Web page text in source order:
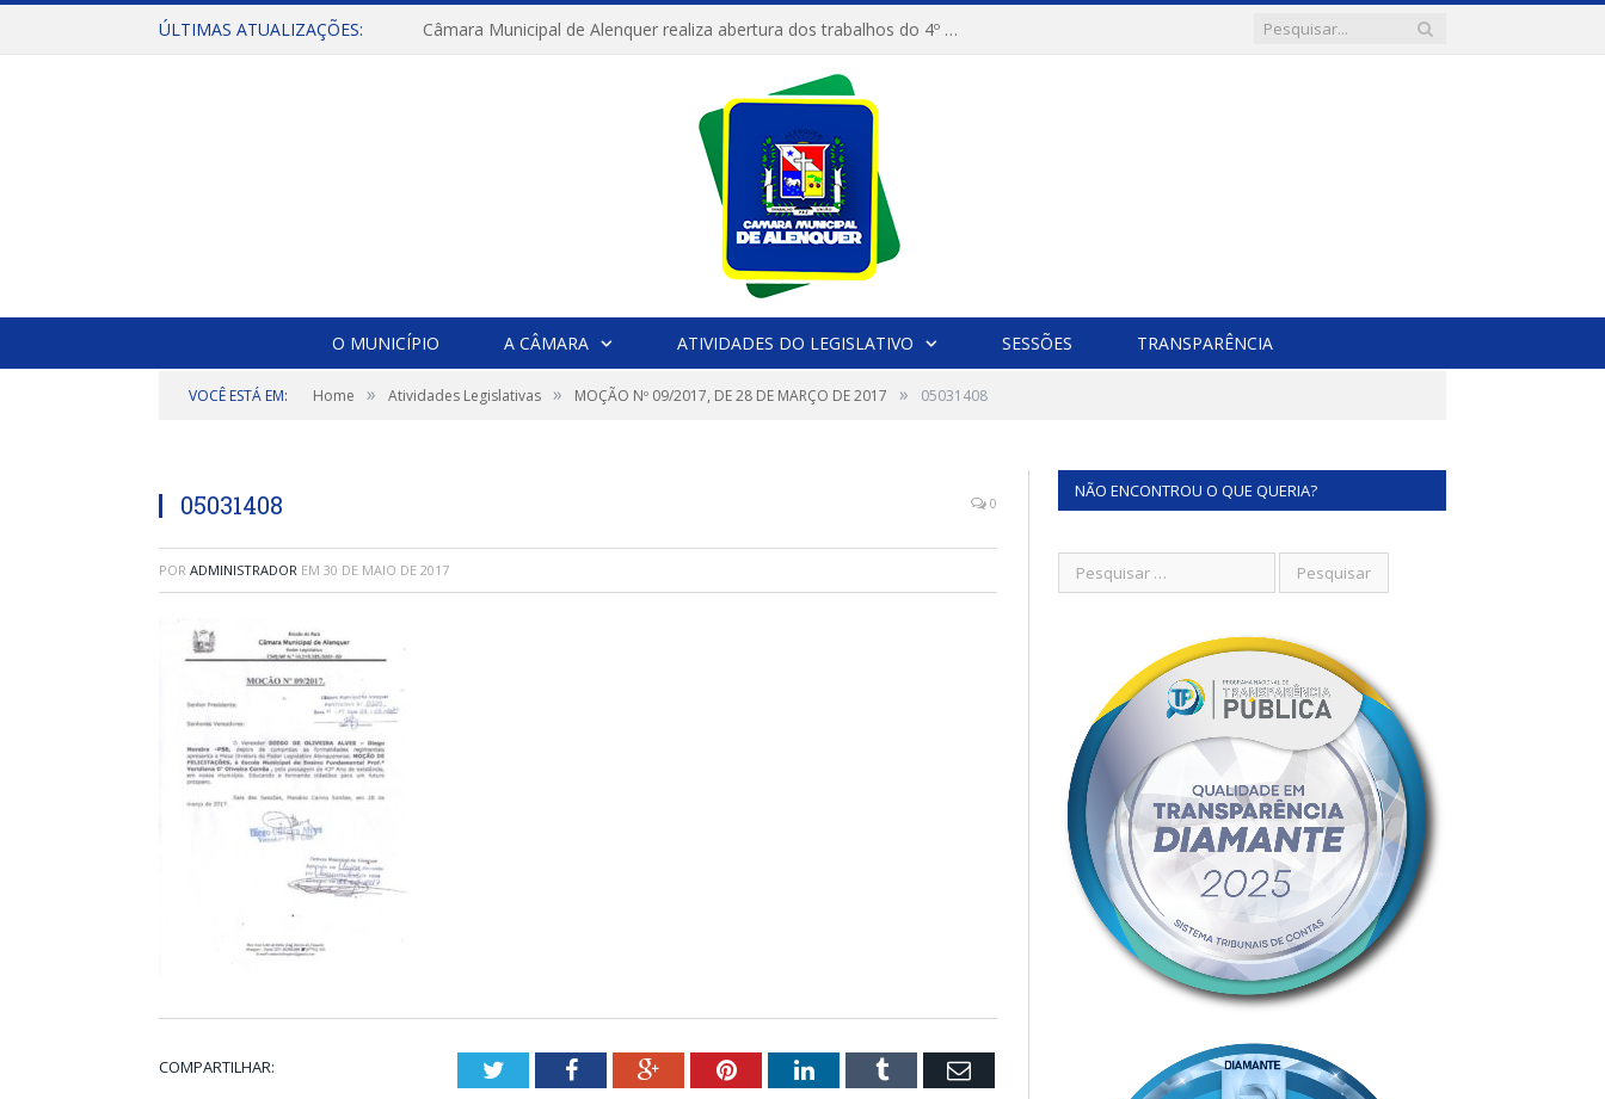
ÚLTIMAS ATUALIZAÇÕES: Câmara Municipal de Alenquer realiza abertura dos trabalhos do 4º Período Legislativo
O MUNICÍPIO A CÂMARA ATIVIDADES DO LEGISLATIVO SESSÕES TRANSPARÊNCIA
VOCÊ ESTÁ EM: Home » Atividades Legislativas » MOÇÃO Nº 09/2017, DE 28 DE MARÇO DE 2017 » 05031408
05031408 0
POR ADMINISTRADOR EM 30 DE MAIO DE 2017
COMPARTILHAR: TwitterFacebookGoogle+PinterestLinkedInTumblr Email
NÃO ENCONTROU O QUE QUERIA?